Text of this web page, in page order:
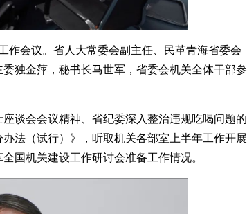
作会议。省人大常委会副主任、民革青海省委会
独金萍，秘书长马世军，省委会机关全体干部参
谈会会议精神、省纪委深入整治违规吃喝问题的
法（试行）》，听取机关各部室上半年工作开展
国机关建设工作研讨会准备工作情况。